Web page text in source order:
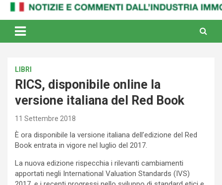
By Internews
internazionale
LIBRI
RICS, disponibile online la
versione italiana del Red Book
11 Settembre 2018
È ora disponibile la versione italiana dell’edizione del Red
Book entrata in vigore nel luglio del 2017.
La nuova edizione rispecchia i rilevanti cambiamenti
apportati negli International Valuation Standards (IVS)